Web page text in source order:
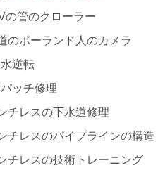
の管のクローラー
のポーランド人のカメラ
逆転
ッチ修理
チレスの下水道修理
チレスのパイプラインの構造
チレスの技術トレーニング